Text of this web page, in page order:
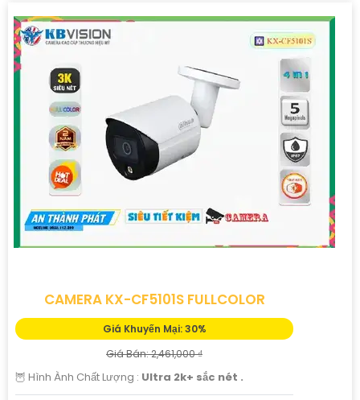
CAMERA KX-CF5101S FULLCOLOR
Giá Khuyến Mại: 30%
Giá Bán: 2,461,000 ₫
🦉 Hình Ành Chất Lượng : Ultra 2k+ sắc nét .